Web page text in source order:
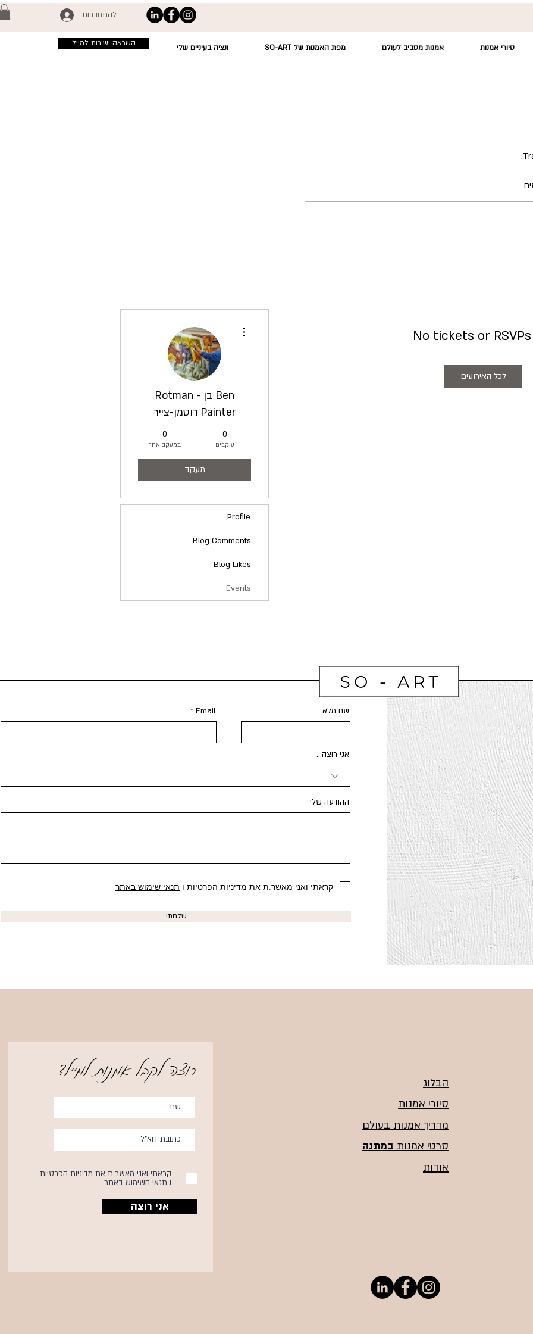
להתחברות
סיורי אמנות אמנות מסביב לעולם מפת האמנות של SO-ART ונציה בעיניים שלי השראה ישירות למייל
No tickets or
לכל האירועים
Ben בן Rotman -
Painter רוטמן-צייר
0
עוקבים
0
במעקב אחר
מעקב
Profile
Blog Comments
Blog Likes
Events
שם מלא Email
אני רוצה...
ההודעה שלי
קראתי ואני מאשר.ת את מדיניות הפרטיות ו תנאי שימוש באתר
שלחתי
הבלוג
סיורי אמנות
מדריך אמנות בעולם
סרטי אמנות במתנה
אודות
?רוצה לקבל אמנות למייל
קראתי ואני מאשר.ת את מדיניות הפרטיות
ו תנאי השימוש באתר
אני רוצה